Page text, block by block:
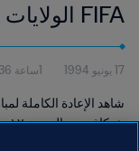
المباراة
17 يونيو 1994 1ساعة 36دقيقة 49ثانية
شاهد الإعادة الكاملة
شيكاغو يوم الجمعة ١٧ يونيو ١٩٩٤.